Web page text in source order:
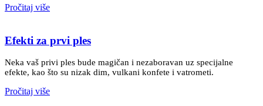
Pročitaj više
Efekti za prvi ples
Neka vaš privi ples bude magičan i nezaboravan uz specijalne
efekte, kao što su nizak dim, vulkani konfete i vatrometi.
Pročitaj više